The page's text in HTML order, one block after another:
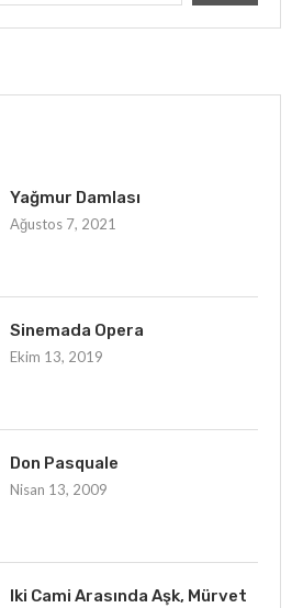
Yağmur Damlası
Ağustos 7, 2021
Sinemada Opera
Ekim 13, 2019
Don Pasquale
Nisan 13, 2009
Iki Cami Arasında Aşk, Mürvet